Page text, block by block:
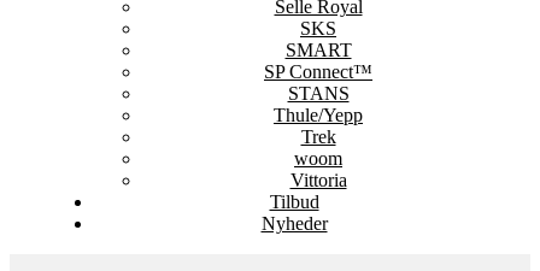
Selle Royal
SKS
SMART
SP Connect™
STANS
Thule/Yepp
Trek
woom
Vittoria
Tilbud
Nyheder